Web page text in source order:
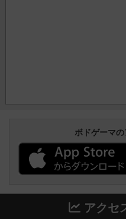
ボドゲーマ
アクセ